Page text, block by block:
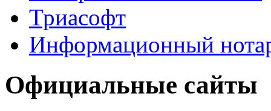
Триасофт
Информационный
Официальные сайты